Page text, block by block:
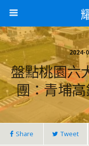
2024-
盤點桃園六
團：青埔
Share Tweet